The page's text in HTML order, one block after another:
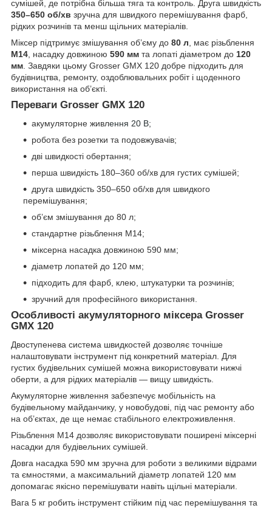
сумішей, де потрібна більша тяга та контроль. Друга швидкість
350–650 об/хв зручна для швидкого перемішування фарб,
рідких розчинів та менш щільних матеріалів.
Міксер підтримує змішування об’єму до 80 л, має різьблення
М14, насадку довжиною 590 мм та лопаті діаметром до 120
мм. Завдяки цьому Grosser GMX 120 добре підходить для
будівництва, ремонту, оздоблювальних робіт і щоденного
використання на об’єкті.
Переваги Grosser GMX 120
акумуляторне живлення 20 В;
робота без розетки та подовжувачів;
дві швидкості обертання;
перша швидкість 180–360 об/хв для густих сумішей;
друга швидкість 350–650 об/хв для швидкого
перемішування;
об’єм змішування до 80 л;
стандартне різьблення М14;
міксерна насадка довжиною 590 мм;
діаметр лопатей до 120 мм;
підходить для фарб, клею, штукатурки та розчинів;
зручний для професійного використання.
Особливості акумуляторного міксера Grosser
GMX 120
Двоступенева система швидкостей дозволяє точніше
налаштовувати інструмент під конкретний матеріал. Для
густих будівельних сумішей можна використовувати нижчі
оберти, а для рідких матеріалів — вищу швидкість.
Акумуляторне живлення забезпечує мобільність на
будівельному майданчику, у новобудові, під час ремонту або
на об’єктах, де ще немає стабільного електроживлення.
Різьблення М14 дозволяє використовувати поширені міксерні
насадки для будівельних сумішей.
Довга насадка 590 мм зручна для роботи з великими відрами
та ємностями, а максимальний діаметр лопатей 120 мм
допомагає якісно перемішувати навіть щільні матеріали.
Вага 5 кг робить інструмент стійким під час перемішування та